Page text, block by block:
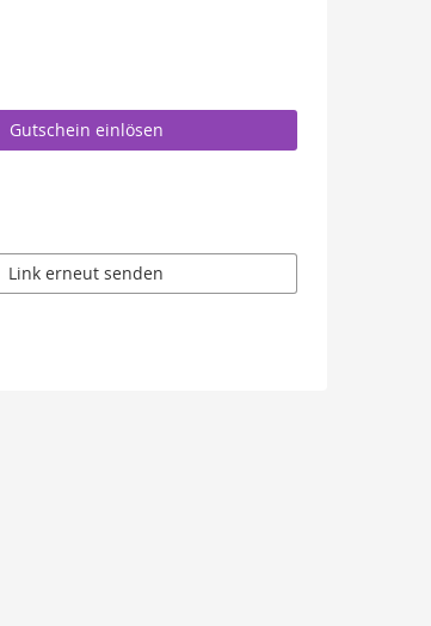
Gutschein einlösen
Link erneut senden